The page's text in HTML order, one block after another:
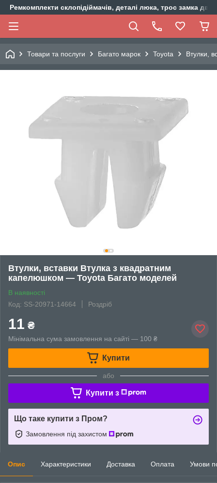
Ремкомплекти склопідіймачів, деталі люка, трос замка
Товари та послуги Багато марок Toyota Втулки,
Втулки, вставки Втулка з квадратним
капелюшком — Toyota Багато моделей
В наявності
Код: SS-20971-14664
Роздріб
11 ₴
Мінімальна сума замовлення на сайті — 100 ₴
Купити
або
Купити з
Що таке купити з Пром?
Замовлення під захистом
Опис Характеристики Доставка Оплата Умови